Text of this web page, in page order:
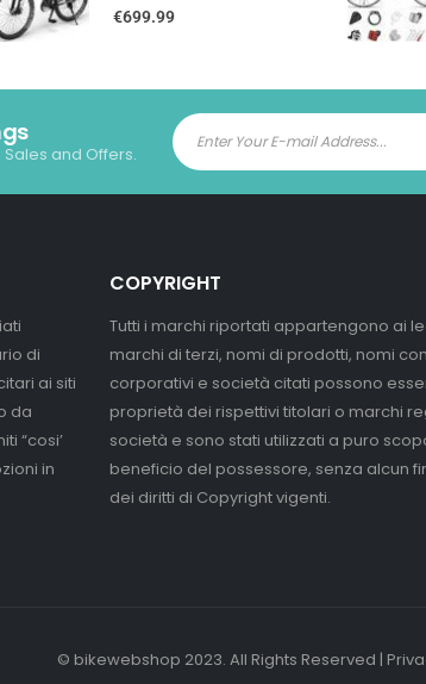
0out of 5
€699.99
and Offers.
di
ai siti
da
“cosi’
in
COPYRIGHT
Tutti i marchi riportati appartengono ai
marchi di terzi, nomi di prodotti, nomi
corporativi e società citati possono
proprietà dei rispettivi titolari o marchi
società e sono stati utilizzati a puro
beneficio del possessore, senza alcun
dei diritti di Copyright vigenti.
© bikewebshop 2023. All Rights Reserved |